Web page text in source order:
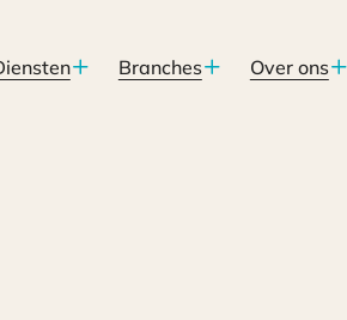
Over ons
Branches